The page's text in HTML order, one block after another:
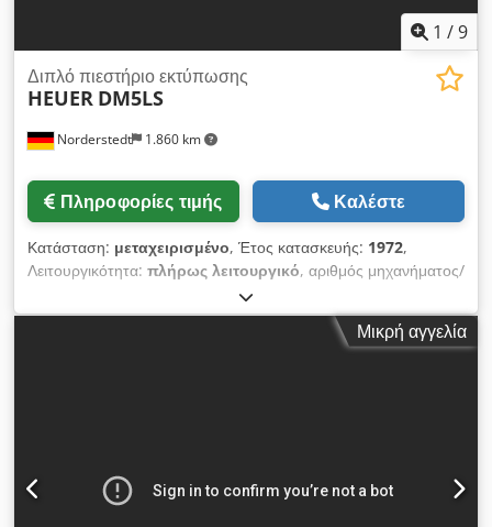
1 /9
Norderstedt 1.860 km
Διπλό πιεστήριο εκτύπωσης
HEUER DM5LS
Πληροφορίες τιμής Καλέστε
Κατάσταση: μεταχειρισμένο, Έτος κατασκευής: 1972,
Λειτουργικότητα: πλήρως λειτουργικό, αριθμός μηχανήματος/
, Αριθμός προσφοράς: M06L/7477
Τύπος μηχανής: Διπλό πιεστήριο εκτύπωσης Μάρκα: HEUER
Τύπος: DM5LS Έτος κατασκευής: 1972 Εύρος διαμέτρου: 2-
Μικρή αγγελία